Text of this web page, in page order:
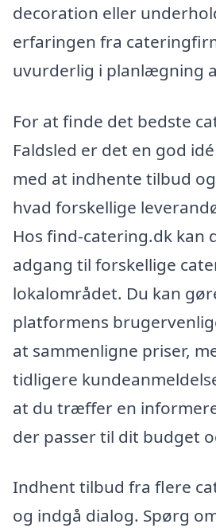
decoration eller
erfaringen fra
uvurderlig i planlægning
For at finde det bedste
Faldsled er det en god
med at indhente tilbud
hvad forskellige
Hos find-catering.dk kan
adgang til forskellige
lokalområdet. Du kan
platformens
at sammenligne priser,
tidligere
at du træffer en
der passer til dit budget
Indhent tilbud fra flere
og indgå dialog. Spørg